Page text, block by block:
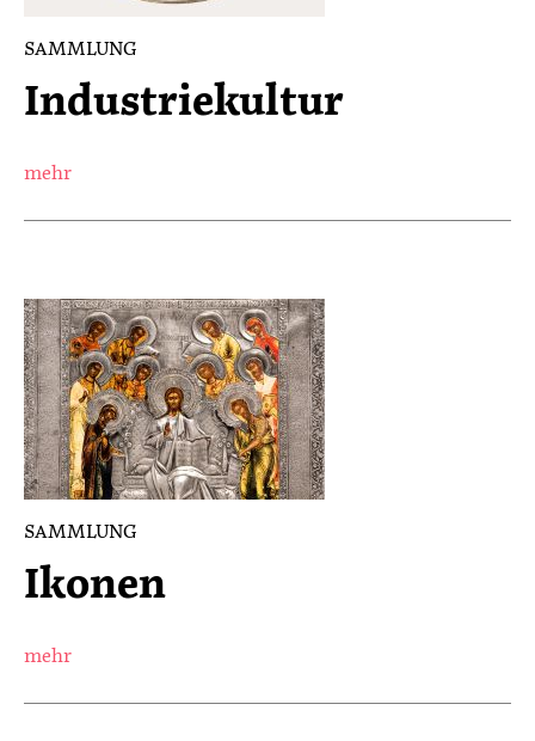
SAMMLUNG
Industriekultur
mehr
SAMMLUNG
Ikonen
mehr